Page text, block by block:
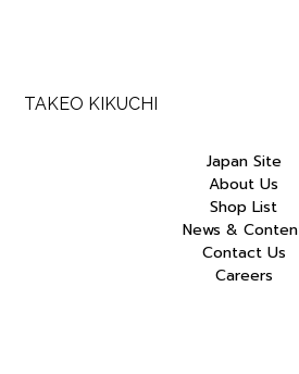
TAKEO KIKUCHI
Japan Site
About Us
Shop List
News &
Contact Us
Careers